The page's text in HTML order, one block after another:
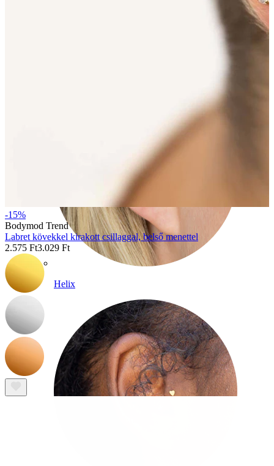
Helix
-15%
Bodymod Trend
Labret kövekkel kirakott csillaggal, belső menettel
2.575 Ft3.029 Ft